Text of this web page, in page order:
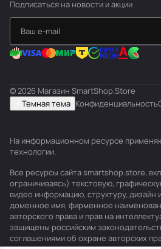
Подписаться на новости и акции
© 2026 Магазин SmartShop.Store
Темная тема Конфиденциальность
На информационном ресурсе
технологии.
Все ресурсы сайта smartshop.store,
ограничиваясь) текстовую,
видео информацию, структуру, дизайн
доменное имя, фирменное
авторского права и прав на
защищены российским
соглашениями об охране авторских